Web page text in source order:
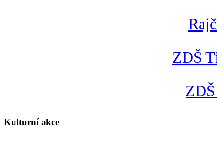
ZDŠ
Kulturní akce